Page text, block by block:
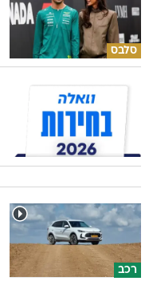
סלבס
רכב